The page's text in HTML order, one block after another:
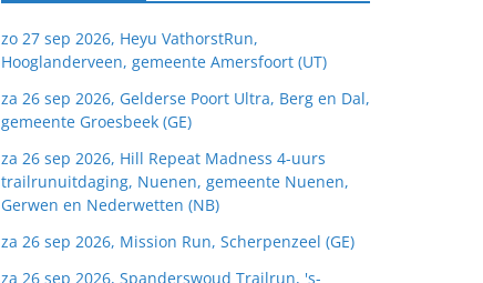
zo 27 sep 2026, Heyu VathorstRun,
Hooglanderveen, gemeente Amersfoort (UT)
za 26 sep 2026, Gelderse Poort Ultra, Berg en Dal,
gemeente Groesbeek (GE)
za 26 sep 2026, Hill Repeat Madness 4-uurs
trailrunuitdaging, Nuenen, gemeente Nuenen,
Gerwen en Nederwetten (NB)
za 26 sep 2026, Mission Run, Scherpenzeel (GE)
za 26 sep 2026, Spanderswoud Trailrun, 's-